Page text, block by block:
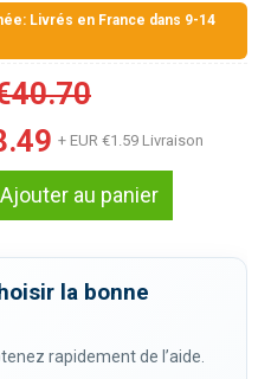
Livrés en France dans 9-14
+ EUR €1.59 Livraison
Ajouter au panier
la bonne
rapidement de l’aide.